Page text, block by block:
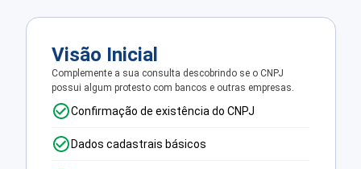
Visão Inicial
Complemente a sua consulta descobrindo se o CNPJ
possui algum protesto com bancos e outras empresas.
Confirmação de existência do CNPJ
Dados cadastrais básicos